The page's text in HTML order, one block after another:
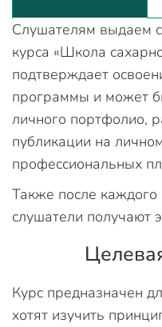
Слушателям выдаем
курса «Школа
подтверждает
программы и может
личного портфолио,
публикации на
профессиональных
Также после
слушатели получают
Курс предназначен
хотят изучить